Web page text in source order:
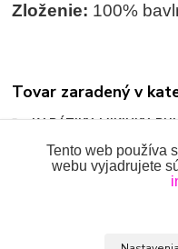
Zloženie: 100%
Tovar zaradený v
KABÁTIKY, MIKINKY,
Tento web používa
webu vyjadrujete